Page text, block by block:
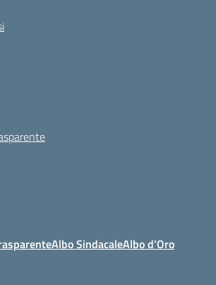
Albo SindacaleAlbo d’Oro